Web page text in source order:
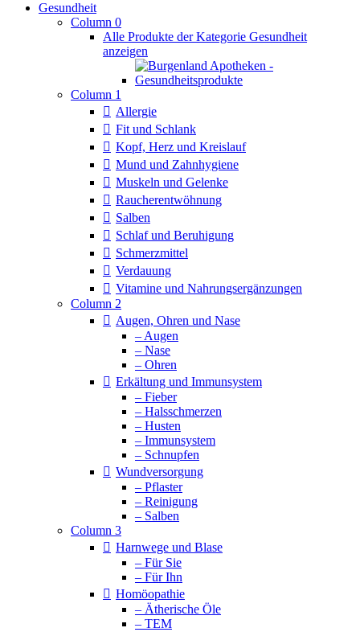
Gesundheit
Column 0
Alle Produkte der Kategorie Gesundheit
anzeigen
Column 1
Allergie
Fit und Schlank
Kopf, Herz und Kreislauf
Mund und Zahnhygiene
Muskeln und Gelenke
Raucherentwöhnung
Salben
Schlaf und Beruhigung
Schmerzmittel
Verdauung
Vitamine und Nahrungsergänzungen
Column 2
Augen, Ohren und Nase
– Augen
– Nase
– Ohren
Erkältung und Immunsystem
– Fieber
– Halsschmerzen
– Husten
– Immunsystem
– Schnupfen
Wundversorgung
– Pflaster
– Reinigung
– Salben
Column 3
Harnwege und Blase
– Für Sie
– Für Ihn
Homöopathie
– Ätherische Öle
– TEM